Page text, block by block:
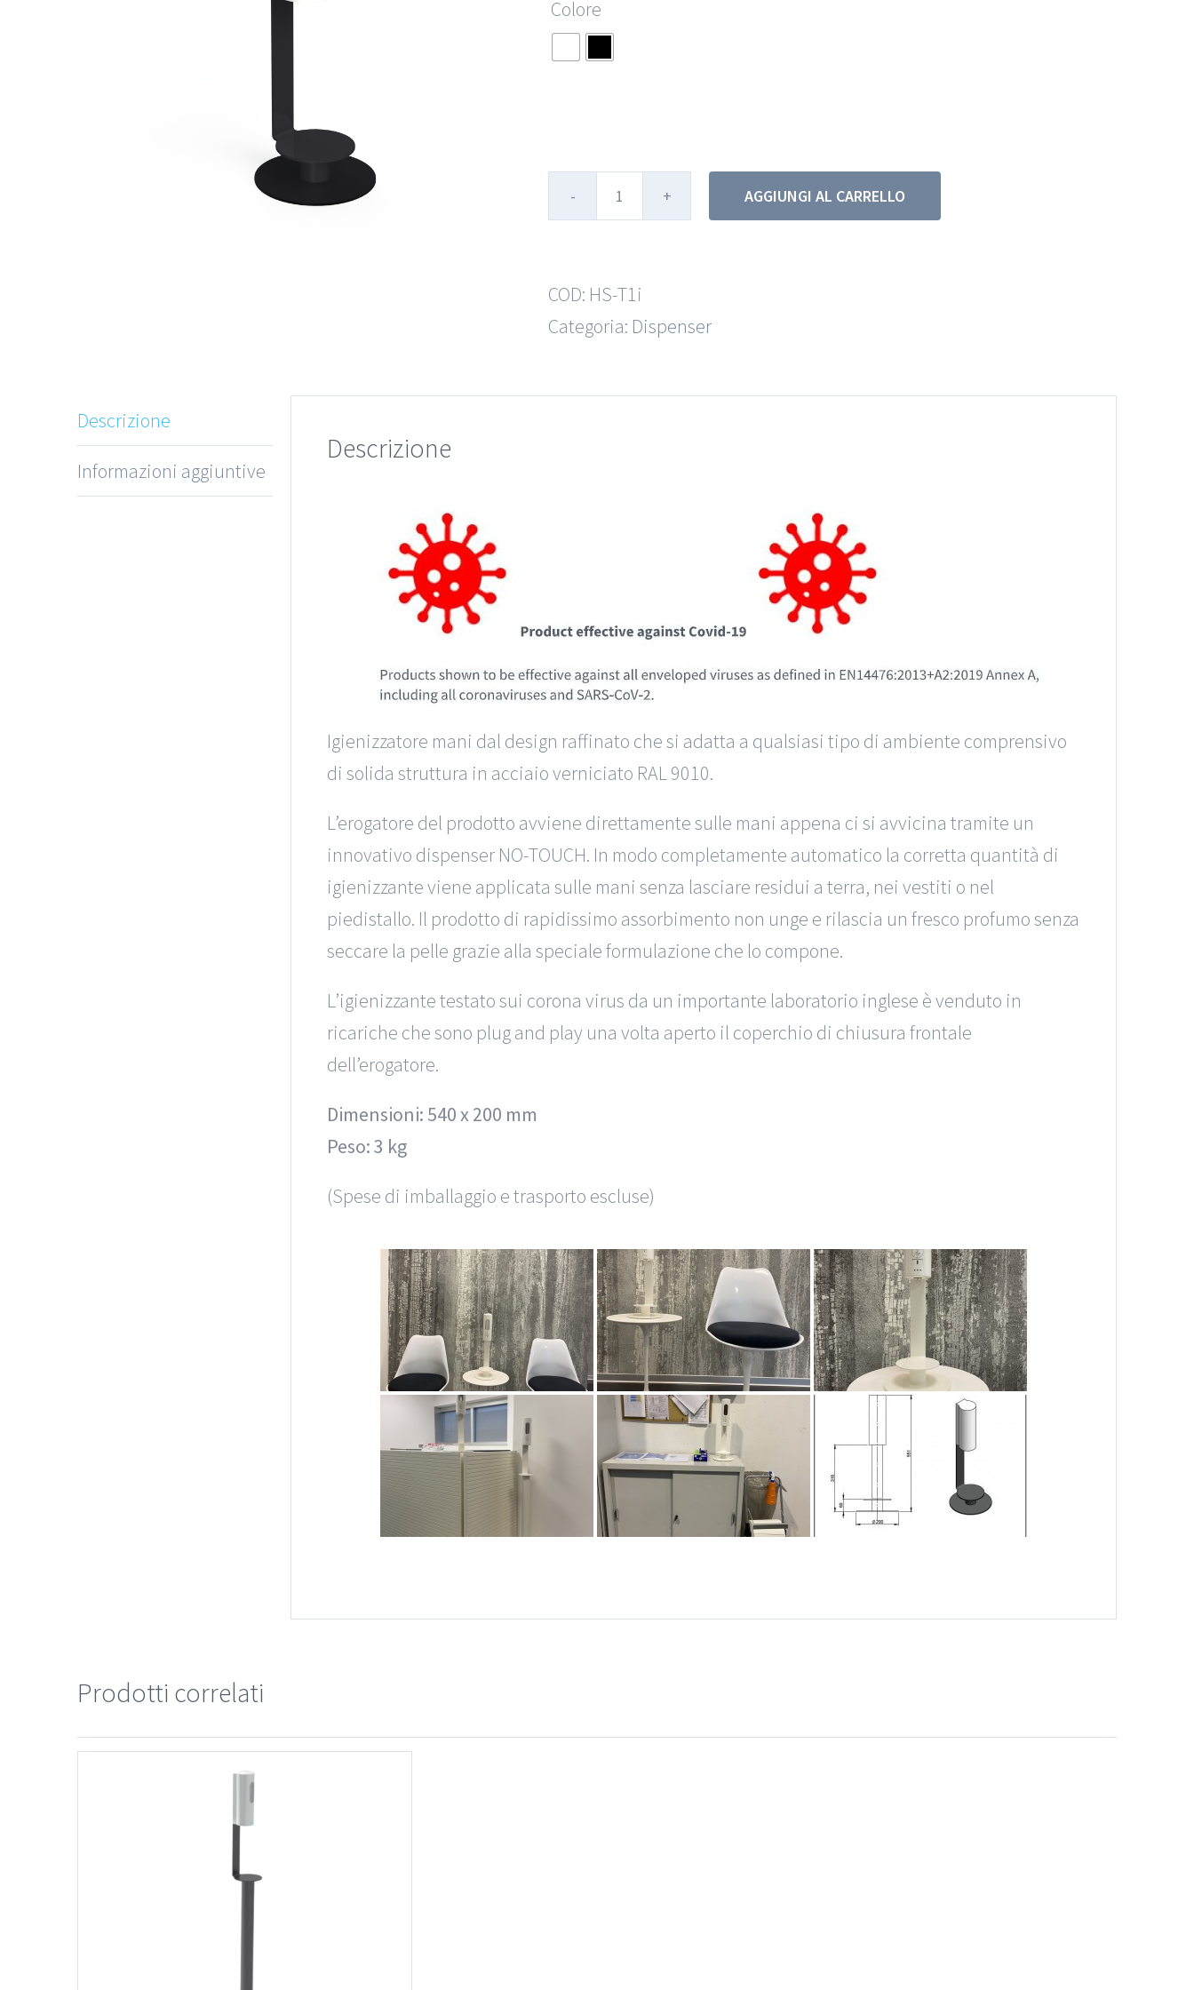
Colore
AGGIUNGI AL CARRELLO
COD: HS-T1i
Categoria: Dispenser
Descrizione
Informazioni aggiuntive
Descrizione
Igienizzatore mani dal design raffinato che si adatta a qualsiasi tipo di ambiente comprensivo
di solida struttura in acciaio verniciato RAL 9010.
L’erogatore del prodotto avviene direttamente sulle mani appena ci si avvicina tramite un
innovativo dispenser NO-TOUCH. In modo completamente automatico la corretta quantità di
igienizzante viene applicata sulle mani senza lasciare residui a terra, nei vestiti o nel
piedistallo. Il prodotto di rapidissimo assorbimento non unge e rilascia un fresco profumo senza
seccare la pelle grazie alla speciale formulazione che lo compone.
L’igienizzante testato sui corona virus da un importante laboratorio inglese è venduto in
ricariche che sono plug and play una volta aperto il coperchio di chiusura frontale
dell’erogatore.
Dimensioni: 540 x 200 mm
Peso: 3 kg
(Spese di imballaggio e trasporto escluse)
Prodotti correlati